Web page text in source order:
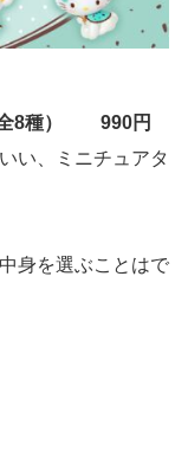
全8種） 990円
い、ミニチュアタ
身を選ぶことはで